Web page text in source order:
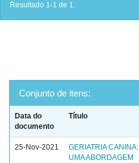
Resultado 1-1 de 1.
Conjunto de itens:
Data do
documento
Título
25-Nov-2021
GERIATRIA CANINA:
UMA ABORDAGEM